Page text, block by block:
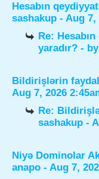
Hesabın
sashakup - Aug 7,
Re:
yaradır? -
Bildirişlərin
Aug 7, 2026
Re:
sashakup -
Niyə Dominolar
anapo - Aug 7,